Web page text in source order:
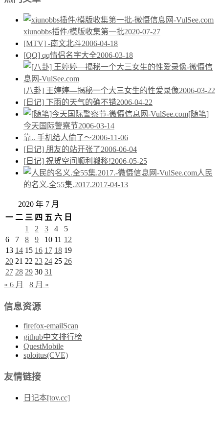
xiunobbs插件/模版收集第一批2020-07-27
[MTV] -南文北斗2006-04-18
[QQ] qq情侣名字大全2006-03-18
[八卦] 王婷婷—揭秘一个大三女生的性爱录像2006-03-22
[日记] 下雨的天气的确不错2006-04-22
[随笔]
今天国际警察节2006-03-14
靠.. 手机给人偷了～2006-11-06
[日记] 朋友的站开张了2006-06-04
[日记] 祝贺空间顺利搬移!2006-05-25
人民
的名义.全55集.2017.2017-04-13
2020 年 7 月
一 二 三 四 五 六 日
1
2 3 4
5
6
7 8 9 10 11 12
13 14 15 16 17 18 19
20 21 22 23 24 25 26
27 28 29 30 31
« 6 月
8 月 »
信息资源
firefox-emailScan
github中文排行榜
QuestMobile
sploitus(CVE)
友情链接
日记本[tov.cc]